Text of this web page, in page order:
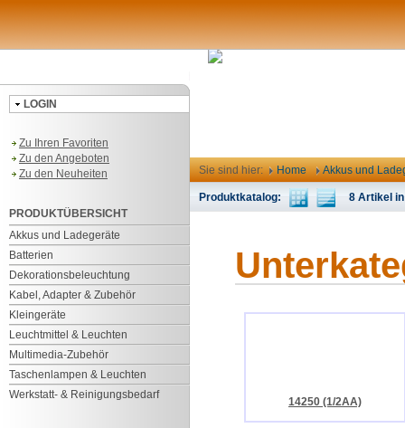
LOGIN
Zu Ihren Favoriten
Zu den Angeboten
Zu den Neuheiten
PRODUKTÜBERSICHT
Akkus und Ladegeräte
Batterien
Dekorationsbeleuchtung
Kabel, Adapter & Zubehör
Kleingeräte
Leuchtmittel & Leuchten
Multimedia-Zubehör
Taschenlampen & Leuchten
Werkstatt- & Reinigungsbedarf
Sie sind hier: Home Akkus und
Produktkatalog: 8 Artikel in
14250 (1/2AA)